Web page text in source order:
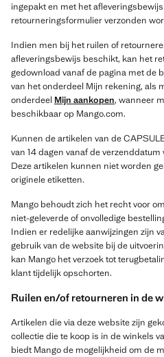
ingepakt en met het
retourneringsformulier verzonden
Indien men bij het ruilen of
afleveringsbewijs beschikt, kan het
gedownload vanaf de pagina met de
van het onderdeel Mijn rekening, als
onderdeel Mijn aankopen, wanneer
beschikbaar op Mango.com.
Kunnen de artikelen van de
van 14 dagen vanaf de
Deze artikelen kunnen niet worden
originele etiketten.
Mango behoudt zich het recht voor
niet-geleverde of onvolledige
Indien er redelijke aanwijzingen zijn
gebruik van de website bij de
kan Mango het verzoek tot
klant tijdelijk opschorten.
Ruilen en/of retourneren in de
Artikelen die via deze website zijn
collectie die te koop is in de winkels
biedt Mango de mogelijkheid om de